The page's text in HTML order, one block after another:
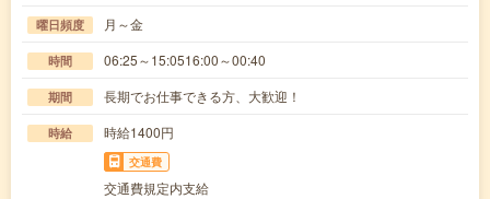
曜日頻度 月～金
時間 06:25～15:0516:00～00:40
期間 長期でお仕事できる方、大歓迎！
時給 時給1400円
交通費
交通費規定内支給